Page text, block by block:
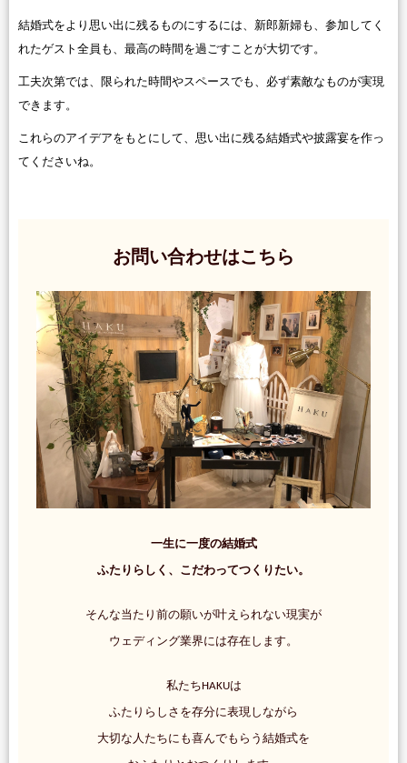
結婚式をより思い出に残るものにするには、新郎新婦も、参加してく
れたゲスト全員も、最高の時間を過ごすことが大切です。
工夫次第では、限られた時間やスペースでも、必ず素敵なものが実現
できます。
これらのアイデアをもとにして、思い出に残る結婚式や披露宴を作っ
てくださいね。
お問い合わせはこちら
一生に一度の結婚式
ふたりらしく、こだわってつくりたい。
そんな当たり前の願いが叶えられない現実が
ウェディング業界には存在します。
私たちHAKUは
ふたりらしさを存分に表現しながら
大切な人たちにも喜んでもらう結婚式を